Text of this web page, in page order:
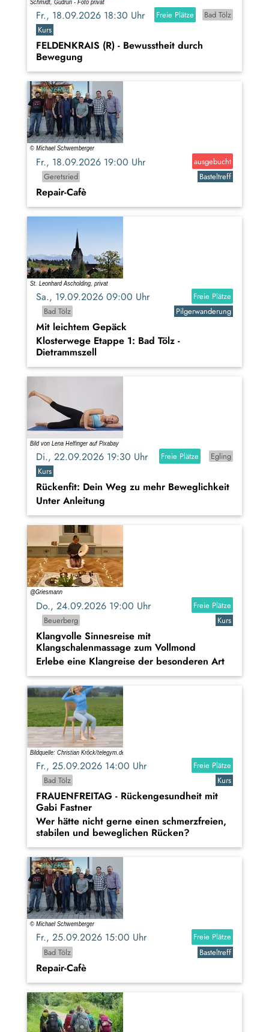
Fr., 18.09.2026 18:30 Uhr Freie Plätze
Bad Tölz
Kurs
FELDENKRAIS (R) - Bewusstheit durch
Bewegung
Fr., 18.09.2026 19:00 Uhr
ausgebucht
Geretsried
Basteltreff
Repair-Cafè
Sa., 19.09.2026 09:00 Uhr
Freie Plätze
Bad Tölz
Pilgerwanderung
Mit leichtem Gepäck
Klosterwege Etappe 1: Bad Tölz -
Dietrammszell
Di., 22.09.2026 19:30 Uhr Freie Plätze
Egling
Kurs
Rückenfit: Dein Weg zu mehr Beweglichkeit
Unter Anleitung
Do., 24.09.2026 19:00 Uhr
Freie Plätze
Beuerberg
Kurs
Klangvolle Sinnesreise mit
Klangschalenmassage zum Vollmond
Erlebe eine Klangreise der besonderen Art
Fr., 25.09.2026 14:00 Uhr
Freie Plätze
Bad Tölz
Kurs
FRAUENFREITAG - Rückengesundheit mit
Gabi Fastner
Wer hätte nicht gerne einen schmerzfreien,
stabilen und beweglichen Rücken?
Fr., 25.09.2026 15:00 Uhr
Freie Plätze
Bad Tölz
Basteltreff
Repair-Cafè